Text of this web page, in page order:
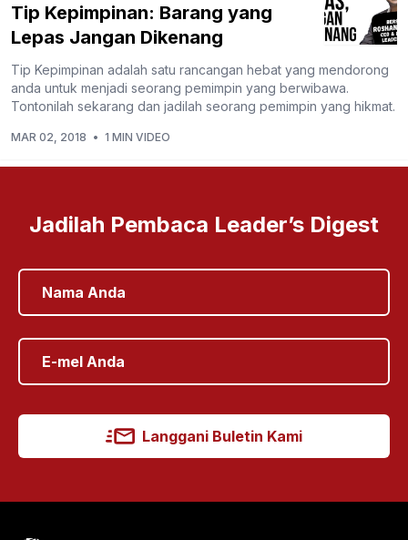
Tip Kepimpinan: Barang yang
Lepas Jangan Dikenang
Tip Kepimpinan adalah satu rancangan hebat yang mendorong
anda untuk menjadi seorang pemimpin yang berwibawa.
Tontonilah sekarang dan jadilah seorang pemimpin yang hikmat.
MAR 02, 2018 • 1 MIN VIDEO
Jadilah Pembaca Leader’s Digest
Langgani Buletin Kami